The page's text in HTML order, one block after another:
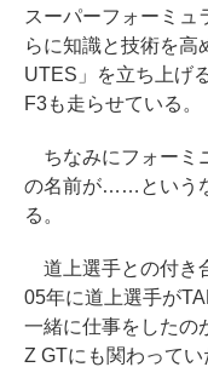
スーパーフォーミュ
らに知識と技術を高
UTES」を立ち上げ
F3も走らせている。
ちなみにフォーミ
の名前が……という
る。
道上選手との付き
05年に道上選手が
一緒に仕事をしたの
Z GTにも関わってい